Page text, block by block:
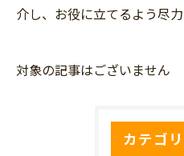
介し、お役に立てるよう尽力
対象の記事はございません
カテゴ